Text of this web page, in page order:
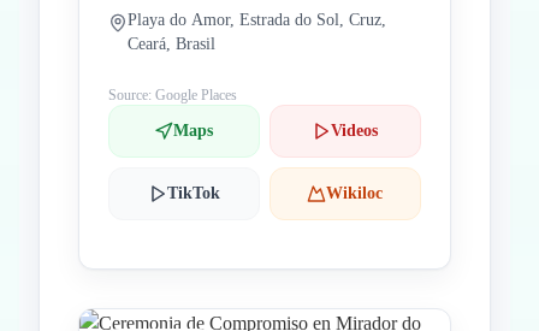
Playa do Amor, Estrada do Sol, Cruz,
Ceará, Brasil
Source: Google Places
Maps Videos
TikTok Wikiloc